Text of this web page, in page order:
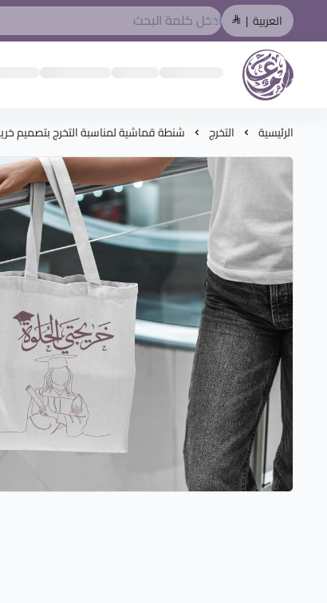
العربية |
المصمم العربي
الرئيسية التخرج شنطة قماشية لمناسبة التخرج بتصميم